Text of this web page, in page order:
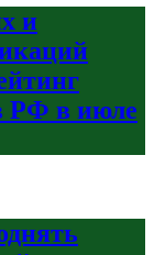
и
РФ в июле